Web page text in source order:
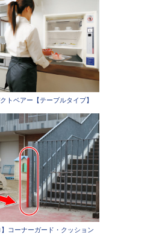
トベアー【テーブルタイプ】
】コーナーガード・クッション